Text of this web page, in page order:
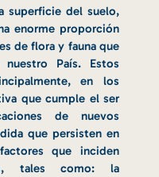
superficie del suelo,
enorme proporción
de flora y fauna que
País. Estos
en los
que cumple el ser
de nuevos
que persisten en
que inciden
tales como: la